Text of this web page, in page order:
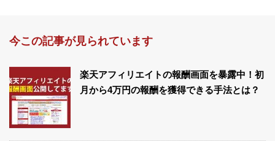
今この記事が見られています
楽天アフィリエイトの報酬画面を暴露中！初
月から4万円の報酬を獲得できる手法とは？